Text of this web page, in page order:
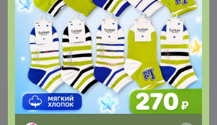
ASPEN
Дополнительная информация
Комментарии 1